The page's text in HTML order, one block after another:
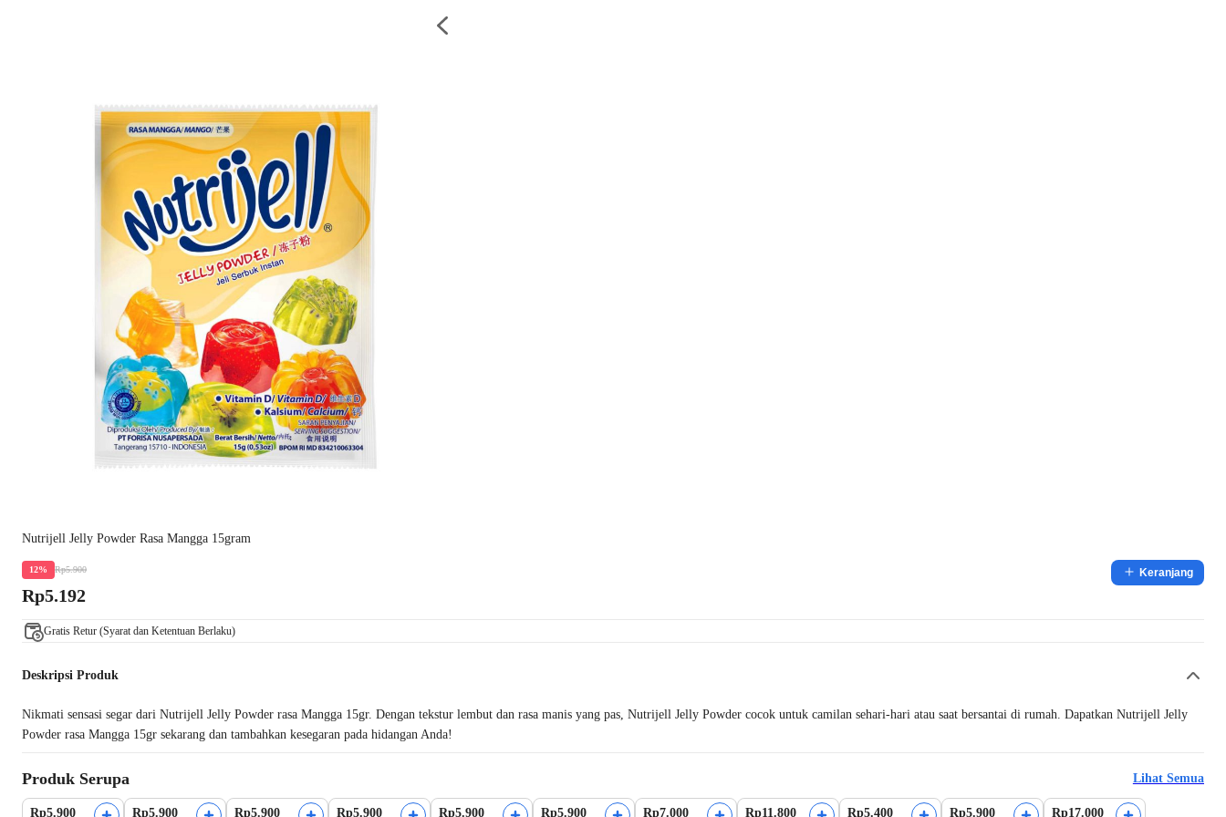
Nutrijell Jelly Powder Rasa Mangga 15gram
12% Rp5.900
Rp5.192
Keranjang
Gratis Retur (Syarat dan Ketentuan Berlaku)
Deskripsi Produk
Nikmati sensasi segar dari Nutrijell Jelly Powder rasa Mangga 15gr. Dengan tekstur lembut dan rasa manis yang pas, Nutrijell Jelly Powder cocok untuk camilan sehari-hari atau saat bersantai di rumah. Dapatkan Nutrijell Jelly
Powder rasa Mangga 15gr sekarang dan tambahkan kesegaran pada hidangan Anda!
Produk Serupa Lihat Semua
Rp5.900 Rp5.900 Rp5.900 Rp5.900 Rp5.900 Rp5.900 Rp7.000 Rp11.800 Rp5.400 Rp5.900 Rp17.000